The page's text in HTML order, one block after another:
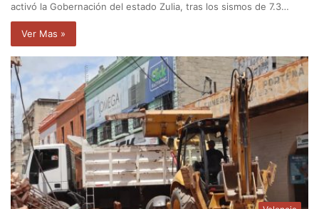
activó la Gobernación del estado Zulia, tras los sismos de 7.3…
Ver Mas »